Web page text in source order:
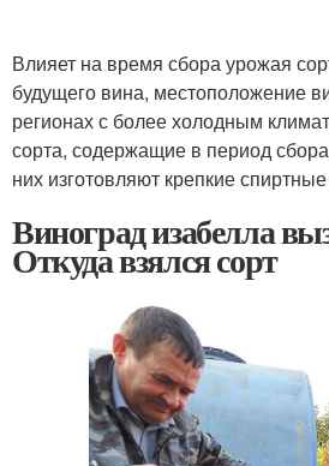
Влияет на время сбора урожая
будущего вина, местоположение
регионах с более холодным
сорта, содержащие в период
них изготовляют крепкие
Виноград изабелла
Откуда взялся сорт